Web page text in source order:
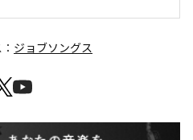
ジョブソングス